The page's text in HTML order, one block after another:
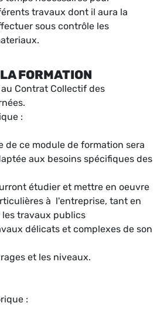
travaux dont il aura la
sous contrôle les
FORMATION
Contrat Collectif des
:
de ce module de formation sera
aux besoins spécifiques des
étudier et mettre en oeuvre
à l'entreprise, tant en
travaux publics
délicats et complexes de son
et les niveaux.
: